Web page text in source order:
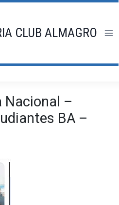
CLUB ALMAGRO
Nacional –
BA –